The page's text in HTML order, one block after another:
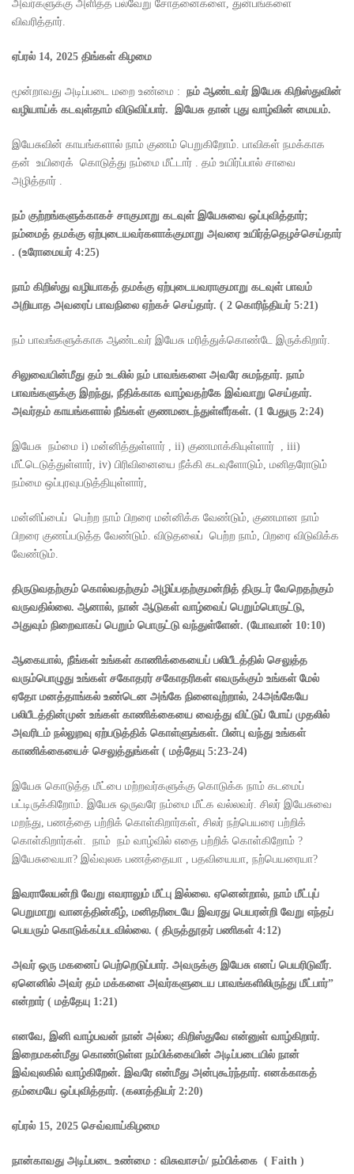
அவர்களுக்கு அளித்த பல்வேறு சோதனைகளை, துன்பங்களை
விவரித்தார்.
ஏப்ரல் 14, 2025 திங்கள் கிழமை
மூன்றாவது அடிப்படை மறை உண்மை : நம் ஆண்டவர் இயேசு கிறிஸ்துவின்
வழியாய்க் கடவுள்தாம் விடுவிப்பார். இயேசு தான் புது வாழ்வின் மையம்.
இயேசுவின் காயங்களால் நாம் குணம் பெறுகிறோம். பாவிகள் நமக்காக
தன் உயிரைக் கொடுத்து நம்மை மீட்டார் . தம் உயிர்ப்பால் சாவை
அழித்தார் .
நம் குற்றங்களுக்காகச் சாகுமாறு கடவுள் இயேசுவை ஒப்புவித்தார்;
நம்மைத் தமக்கு ஏற்புடையவர்களாக்குமாறு அவரை உயிர்த்தெழச்செய்தார்
. (உரோமையர் 4:25)
நாம் கிறிஸ்து வழியாகத் தமக்கு ஏற்புடையவராகுமாறு கடவுள் பாவம்
அறியாத அவரைப் பாவநிலை ஏற்கச் செய்தார். ( 2 கொரிந்தியர் 5:21)
நம் பாவங்களுக்காக ஆண்டவர் இயேசு மரித்துக்கொண்டே இருக்கிறார்.
சிலுவையின்மீது தம் உடலில் நம் பாவங்களை அவரே சுமந்தார். நாம்
பாவங்களுக்கு இறந்து, நீதிக்காக வாழ்வதற்கே இவ்வாறு செய்தார்.
அவர்தம் காயங்களால் நீங்கள் குணமடைந்துள்ளீர்கள். (1 பேதுரு 2:24)
இயேசு நம்மை i) மன்னித்துள்ளார் , ii) குணமாக்கியுள்ளார் , iii)
மீட்டெடுத்துள்ளார், iv) பிரிவினையை நீக்கி கடவுளோடும், மனிதரோடும்
நம்மை ஒப்புரவுபடுத்தியுள்ளார்,
மன்னிப்பைப் பெற்ற நாம் பிறரை மன்னிக்க வேண்டும், குணமான நாம்
பிறரை குணப்படுத்த வேண்டும். விடுதலைப் பெற்ற நாம், பிறரை விடுவிக்க
வேண்டும்.
திருடுவதற்கும் கொல்வதற்கும் அழிப்பதற்குமன்றித் திருடர் வேறெதற்கும்
வருவதில்லை. ஆனால், நான் ஆடுகள் வாழ்வைப் பெறும்பொருட்டு,
அதுவும் நிறைவாகப் பெறும் பொருட்டு வந்துள்ளேன். (யோவான் 10:10)
ஆகையால், நீங்கள் உங்கள் காணிக்கையைப் பலிபீடத்தில் செலுத்த
வரும்பொழுது உங்கள் சகோதரர் சகோதரிகள் எவருக்கும் உங்கள் மேல்
ஏதோ மனத்தாங்கல் உண்டென அங்கே நினைவுற்றால், 24அங்கேயே
பலிபீடத்தின்முன் உங்கள் காணிக்கையை வைத்து விட்டுப் போய் முதலில்
அவரிடம் நல்லுறவு ஏற்படுத்திக் கொள்ளுங்கள். பின்பு வந்து உங்கள்
காணிக்கையைச் செலுத்துங்கள்( மத்தேயு 5:23-24)
இயேசு கொடுத்த மீட்பை மற்றவர்களுக்கு கொடுக்க நாம் கடமைப்
பட்டிருக்கிறோம். இயேசு ஒருவரே நம்மை மீட்க வல்லவர். சிலர் இயேசுவை
மறந்து, பணத்தை பற்றிக் கொள்கிறார்கள், சிலர் நற்பெயரை பற்றிக்
கொள்கிறார்கள். நாம் நம் வாழ்வில் எதை பற்றிக் கொள்கிறோம் ?
இயேசுவையா? இவ்வுலக பணத்தையா , பதவியையா, நற்பெயரையா?
இவராலேயன்றி வேறு எவராலும் மீட்பு இல்லை. ஏனென்றால், நாம் மீட்புப்
பெறுமாறு வானத்தின்கீழ், மனிதரிடையே இவரது பெயரன்றி வேறு எந்தப்
பெயரும் கொடுக்கப்படவில்லை. ( திருத்தூதர் பணிகள் 4:12)
அவர் ஒரு மகனைப் பெற்றெடுப்பார். அவருக்கு இயேசு எனப் பெயரிடுவீர்.
ஏனெனில் அவர் தம் மக்களை அவர்களுடைய பாவங்களிலிருந்து மீட்பார்”
என்றார்( மத்தேயு 1:21)
எனவே, இனி வாழ்பவன் நான் அல்ல; கிறிஸ்துவே என்னுள் வாழ்கிறார்.
இறைமகன்மீது கொண்டுள்ள நம்பிக்கையின் அடிப்படையில் நான்
இவ்வுலகில் வாழ்கிறேன். இவரே என்மீது அன்புகூர்ந்தார். எனக்காகத்
தம்மையே ஒப்புவித்தார். (கலாத்தியர் 2:20)
ஏப்ரல் 15, 2025 செவ்வாய்கிழமை
நான்காவது அடிப்படை உண்மை : விசுவாசம்/ நம்பிக்கை ( Faith )